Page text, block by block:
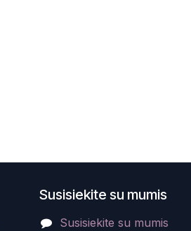
Susisiekite su mumis
Susisiekite su mumis